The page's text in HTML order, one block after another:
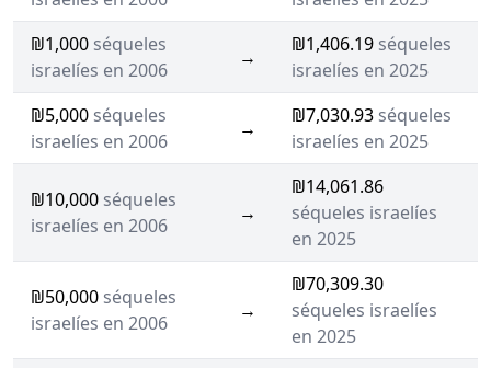
₪1,000 séqueles
israelíes en 2006
→
₪1,406.19 séqueles
israelíes en 2025
₪5,000 séqueles
israelíes en 2006
→
₪7,030.93 séqueles
israelíes en 2025
₪10,000 séqueles
israelíes en 2006
→
₪14,061.86
séqueles israelíes
en 2025
₪50,000 séqueles
israelíes en 2006
→
₪70,309.30
séqueles israelíes
en 2025